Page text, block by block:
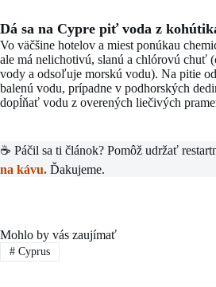
Dá sa na Cypre piť voda z
Vo väčšine hotelov a miest ponúkau
ale má nelichotivú, slanú a chlórovú chuť
vody a odsoľuje morskú vodu). Na pitie
balenú vodu, prípadne v podhorských
dopĺňať vodu z overených liečivých
☕ Páčil sa ti článok? Pomôž udržať
na kávu. Ďakujeme.
Mohlo by vás zaujímať
#Cyprus